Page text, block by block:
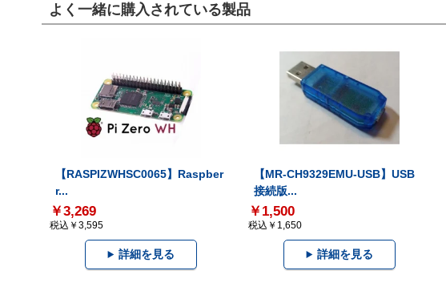
よく一緒に購入されている製品
【RASPIZWHSC0065】Raspber
r...
￥3,269
税込￥3,595
詳細を見る
【MR-CH9329EMU-USB】USB
接続版...
￥1,500
税込￥1,650
詳細を見る